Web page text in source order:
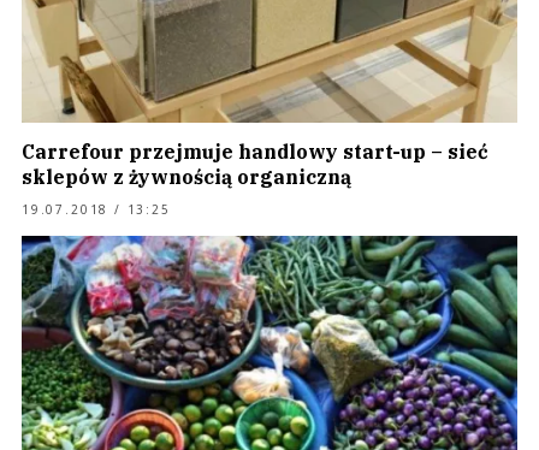
Carrefour przejmuje handlowy start-up – sieć
sklepów z żywnością organiczną
19.07.2018 / 13:25